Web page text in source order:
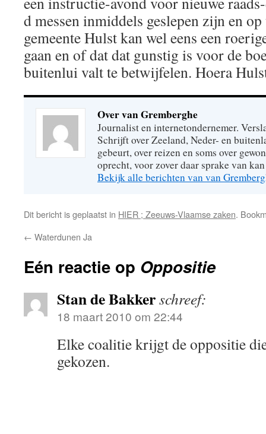
d messen inmiddels geslepen zijn en
gemeente Hulst kan wel eens een
gaan en of dat dat gunstig is voor de
buitenlui valt te betwijfelen. Hoera
Over van Gremberghe
Journalist en internetondernemer.
Schrijft over Zeeland, Neder- en
gebeurt, over reizen en soms over
oprecht, voor zover daar sprake van
Bekijk alle berichten van van
Dit bericht is geplaatst in HIER ; Zeeuws-Vlaamse zaken.
← Waterdunen Ja
Eén reactie op Oppositie
Stan de Bakkerschreef:
18 maart 2010 om 22:44
Elke coalitie krijgt de oppositie
gekozen.